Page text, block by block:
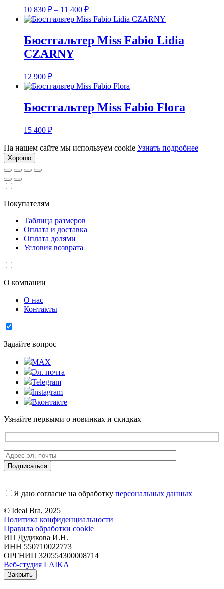
10 830 ₽ – 11 400 ₽Диапазон
цен:
10
830 ₽
–
Бюстгальтер Miss Fabio Lidia
CZARNY
12 900 ₽
Бюстгальтер Miss Fabio Flora
15 400 ₽
На нашем сайте мы используем cookie Узнать подробнее
Хорошо
Покупателям
Таблица размеров
Оплата и доставка
Оплата долями
Условия возврата
О компании
О нас
Контакты
Задайте вопрос
MAX
Эл. почта
Telegram
Instagram
Вконтакте
Узнайте первыми о новинках и скидках
Я даю согласие на обработку персональных данных
© Ideal Bra, 2025
Политика конфиденциальности
Правила обработки cookie
ИП Дудикова И.Н.
ИНН 550710022773
ОРГНИП 320554300008714
Веб-студия LAIKA
Закрыть